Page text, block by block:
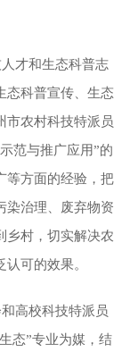
才和生态科普志
态科普宣传、生态
市农村科技特派员
范与推广应用”的
等方面的经验，把
染治理、废弃物资
乡村，切实解决农
可的效果。
高校科技特派员
态”专业为媒，结